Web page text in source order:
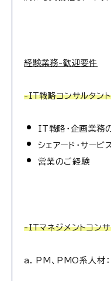
経験業務-歓迎要件
-IT戦略コンサルタント
IT戦略・企画業務
シェアード・サー
営業のご経験
-ITマネジメントコンサ
a. PM、PMO系人材：